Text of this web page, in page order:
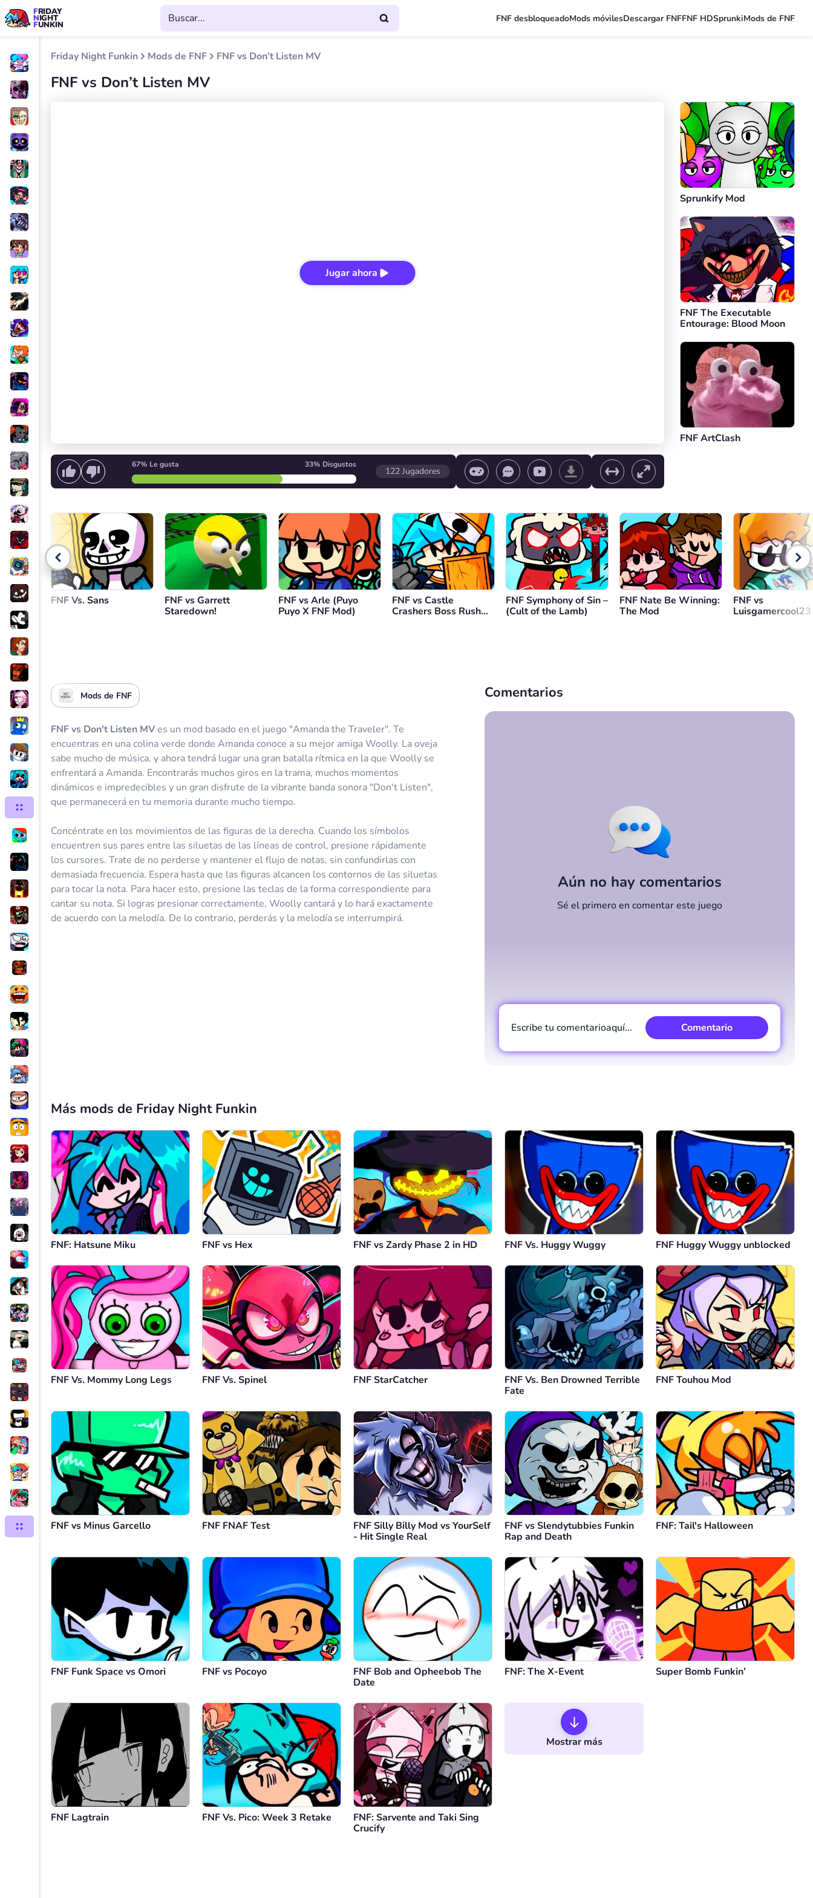
FRIDAY
NIGHT
FUNKIN
FNF desbloqueadoMods móvilesDescargar FNFFNF HDSprunkiMods de FNF
Friday Night Funkin Mods de FNF FNF vs Don’t Listen MV
FNF vs Don’t Listen MV
Jugar ahora
67% Le gusta 33% Disgustos
122 Jugadores
Empieza a cantar o Iniciar el juego/ Detener el juego/ Seleccionar un nivel
Control de volumen Volver
Sprunkify Mod
FNF The Executable
Entourage: Blood Moon
FNF ArtClash
FNF Vs. Sans
FNF vs Garrett
Staredown!
FNF vs Arle (Puyo
Puyo X FNF Mod)
FNF vs Castle
Crashers Boss Rush
FNF Symphony of Sin –
(Cult of the Lamb)
FNF Nate Be Winning:
The Mod
FNF vs
Luisgamercool23
Mods de FNF
FNF vs Don't Listen MVes un mod basado en el juego "Amanda the Traveler". Te
encuentras en una colina verde donde Amanda conoce a su mejor amiga Woolly. La oveja
sabe mucho de música, y ahora tendrá lugar una gran batalla rítmica en la que Woolly se
enfrentará a Amanda. Encontrarás muchos giros en la trama, muchos momentos
dinámicos e impredecibles y un gran disfrute de la vibrante banda sonora "Don't Listen",
que permanecerá en tu memoria durante mucho tiempo.
Concéntrate en los movimientos de las figuras de la derecha. Cuando los símbolos
encuentren sus pares entre las siluetas de las líneas de control, presione rápidamente
los cursores. Trate de no perderse y mantener el flujo de notas, sin confundirlas con
demasiada frecuencia. Espera hasta que las figuras alcancen los contornos de las siluetas
para tocar la nota. Para hacer esto, presione las teclas de la forma correspondiente para
cantar su nota. Si logras presionar correctamente, Woolly cantará y lo hará exactamente
de acuerdo con la melodía. De lo contrario, perderás y la melodía se interrumpirá.
Comentarios
Aún no hay comentarios
Sé el primero en comentar este juego
Escribe tu comentarioaquí... Comentario
Cancelar Comentario
Más mods de Friday Night Funkin
FNF: Hatsune Miku FNF vs Hex FNF vs Zardy Phase 2 in HD FNF Vs. Huggy Wuggy FNF Huggy Wuggy unblocked
FNF Vs. Mommy Long Legs FNF Vs. Spinel FNF StarCatcher
FNF Vs. Ben Drowned Terrible
Fate
FNF Touhou Mod
FNF vs Minus Garcello FNF FNAF Test
FNF Silly Billy Mod vs YourSelf
- Hit Single Real
FNF vs Slendytubbies Funkin
Rap and Death
FNF: Tail's Halloween
FNF Funk Space vs Omori FNF vs Pocoyo
FNF Bob and Opheebob The
Date
FNF: The X-Event Super Bomb Funkin’
FNF Lagtrain FNF Vs. Pico: Week 3 Retake
FNF: Sarvente and Taki Sing
Crucify
Mostrar más